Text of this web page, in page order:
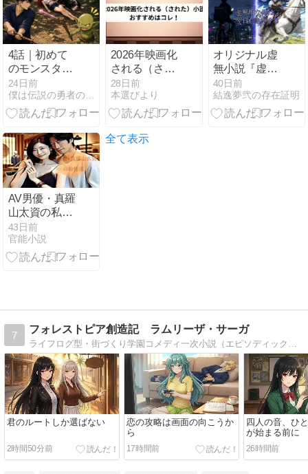
めてくれるの
は、ワールド
カップだけ
ー！！
議な出来事を
お話ししま
す！
4話｜初めて
のモンスター
との戦闘
24日前
僕は伝説の勇者の御一行
2026年映画化
される（され
た）小説おす
すめはコレ！
28日前
本選びより
オリジナル虚
無小説『虚無
的な俺は、今
日も善行す
る』Noteにて
40日前
結逸夢弐の存在証明
AV男優・真羅
山太資の私性
活
43日前
官能小説
全て表示
7
フォレストピア創造記 ラムリーザ・サーガ
君のルートしか選ばない
2時間50分前
恋の攻略は画面の向こうか
ら
17時間前
四人の音、ひ
が始まる前に
26時間前